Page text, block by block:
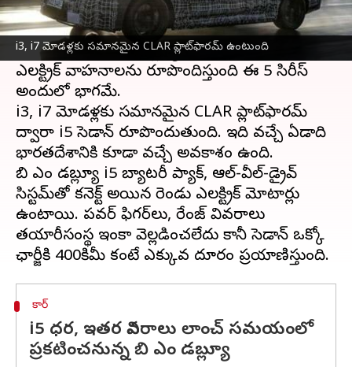
i3, i7 మోడళ్లకు సమానమైన CLAR ప్లాట్‌ఫారమ్ ఉంటుంది
జర్మన్ వాహన తయారీ సంస్థబి ఎం డబ్ల్యూ5 సిరీస్
సెడాన్ జీరో-ఎమిషన్ డెరివేటివ్‌పై పని చేస్తోంది, దీనిని
i5 అంటారు. బి ఎం డబ్ల్యూ ఎక్కువగా దాని సిరీస్ లో
ఎలక్ట్రిక్ వాహనాలను రూపొందిస్తుంది ఈ 5 సిరీస్
అందులో భాగమే.
i3, i7 మోడళ్లకు సమానమైన CLAR ప్లాట్‌ఫారమ్
ద్వారా i5 సెడాన్ రూపొందుతుంది. ఇది వచ్చే ఏడాది
భారతదేశానికి కూడా వచ్చే అవకాశం ఉంది.
బి ఎం డబ్ల్యూ i5 బ్యాటరీ ప్యాక్, ఆల్-వీల్-డ్రైవ్
సిస్టమ్‌తో కనెక్ట్ అయిన రెండు ఎలక్ట్రిక్ మోటార్లు
ఉంటాయి. పవర్ ఫిగర్‌లు, రేంజ్ వివరాలు
తయారీసంస్థ ఇంకా వెల్లడించలేదు కానీ సెడాన్ ఒక్కో
కార్
i5 ధర, ఇతర వివరాలు లాంచ్ సమయంలో
ప్రకటించనున్న బి ఎం డబ్ల్యూ